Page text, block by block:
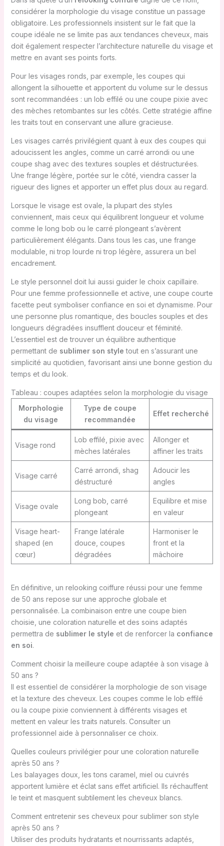
considérer la morphologie du visage constitue un passage
obligatoire. Les professionnels insistent sur le fait que la
coupe idéale ne se limite pas aux tendances cheveux, mais
doit également respecter l’architecture naturelle du visage et
mettre en avant ses points forts.
Pour les visages ronds, par exemple, les coupes qui
allongent la silhouette et apportent du volume sur le dessus
sont recommandées : un lob effilé ou une coupe pixie avec
des mèches retombantes sur les côtés. Cette stratégie affine
les traits tout en conservant une allure gracieuse.
Les visages carrés privilégient quant à eux des coupes qui
adoucissent les angles, comme un carré arrondi ou une
coupe shag avec des textures souples et déstructurées.
Une frange légère, portée sur le côté, viendra casser la
rigueur des lignes et apporter un effet plus doux au regard.
Lorsque le visage est ovale, la plupart des styles
conviennent, mais ceux qui équilibrent longueur et volume
comme le long bob ou le carré plongeant s’avèrent
particulièrement élégants. Dans tous les cas, une frange
modulable, ni trop lourde ni trop légère, assurera un bel
encadrement.
Le style personnel doit lui aussi guider le choix capillaire.
Pour une femme professionnelle et active, une coupe courte
facette peut symboliser confiance en soi et dynamisme. Pour
une personne plus romantique, des boucles souples et des
longueurs dégradées insufflent douceur et féminité.
L’essentiel est de trouver un équilibre authentique
permettant de sublimer son style tout en s’assurant une
simplicité au quotidien, favorisant ainsi une bonne gestion du
temps et du look.
Tableau : coupes adaptées selon la morphologie du visage
Morphologie
du visage
Type de coupe
recommandée
Effet recherché
Visage rond
Lob effilé, pixie avec
mèches latérales
Allonger et
affiner les traits
Visage carré
Carré arrondi, shag
déstructuré
Adoucir les
angles
Visage ovale
Long bob, carré
plongeant
Equilibre et mise
en valeur
Visage heart-
shaped (en
cœur)
Frange latérale
douce, coupes
dégradées
Harmoniser le
front et la
mâchoire
En définitive, un relooking coiffure réussi pour une femme
de 50 ans repose sur une approche globale et
personnalisée. La combinaison entre une coupe bien
choisie, une coloration naturelle et des soins adaptés
permettra de sublimer le style et de renforcer la confiance
en soi.
Comment choisir la meilleure coupe adaptée à son visage à
50 ans ?
Il est essentiel de considérer la morphologie de son visage
et la texture des cheveux. Les coupes comme le lob effilé
ou la coupe pixie conviennent à différents visages et
mettent en valeur les traits naturels. Consulter un
professionnel aide à personnaliser ce choix.
Quelles couleurs privilégier pour une coloration naturelle
après 50 ans ?
Les balayages doux, les tons caramel, miel ou cuivrés
apportent lumière et éclat sans effet artificiel. Ils réchauffent
le teint et masquent subtilement les cheveux blancs.
Comment entretenir ses cheveux pour sublimer son style
après 50 ans ?
Utiliser des produits hydratants et nourrissants adaptés,